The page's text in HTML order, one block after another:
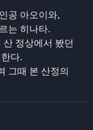
공 아오이와,
는 히나타.
정상에서 봤던
다.
그때 본 산정의